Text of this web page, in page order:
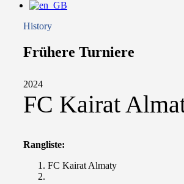
History
Frühere Turniere
2024
FC Kairat
Rangliste:
FC Kairat Almaty